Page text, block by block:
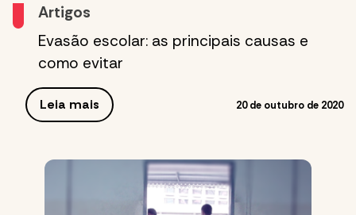
Artigos
Evasão escolar: as principais causas e
como evitar
Leia mais 20 de outubro de 2020